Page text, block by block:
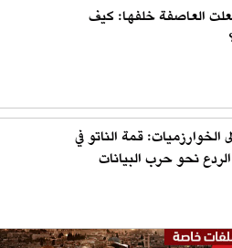
العاصفة خلفها: كيف
الخوارزميات: قمة الناتو في
نحو حرب البيانات